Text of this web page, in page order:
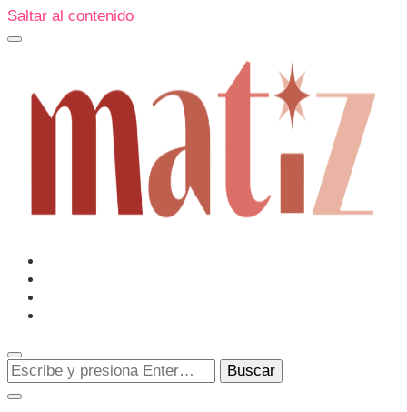
Saltar al contenido
Matiz
Un espacio editorial donde pongo en palabras aquello que
muchos sentimos y pocos sabemos cómo explicar y
donde también compartiré contigo las cosas que me
conmueven, me sorprenden o creo que merecen ser
¿Buscas
algo?